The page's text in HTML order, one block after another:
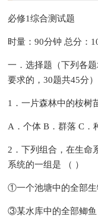
必修1综合测试题
时量：90分钟 总分：
一．选择题（下列各
要求的，30题共45分）
1．一片森林中的桉树
A．个体 B．群落 C．
2．下列组合，在生命
系统的一组是 （ ）
①一个池塘中的全部
③某水库中的全部鲫